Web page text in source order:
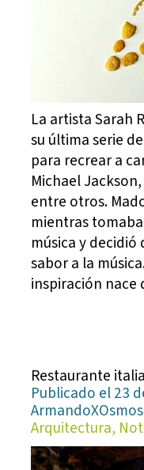
La artista Sarah
su última serie
para recrear a
Michael
entre otros.
mientras
música y
sabor a la
inspiración
Restaurante
Publicado el 23
Arquitectura,